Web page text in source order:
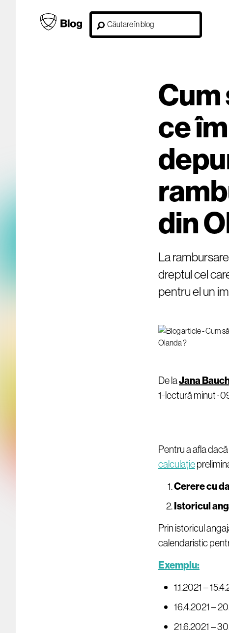
Cum
ce
din
La
dreptul cel
pentru el un
De laJana
1-lectură minut ·
Pentru a afla
calculație
Cerere cu
Istoricul
Prin istoricul
calendaristic
Exemplu:
1.1.2021 –
16.4.2021 –
21.6.2021 –